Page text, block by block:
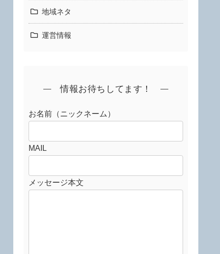
地域ネタ
運営情報
情報お待ちしてます！
お名前（ニックネーム）
MAIL
メッセージ本文